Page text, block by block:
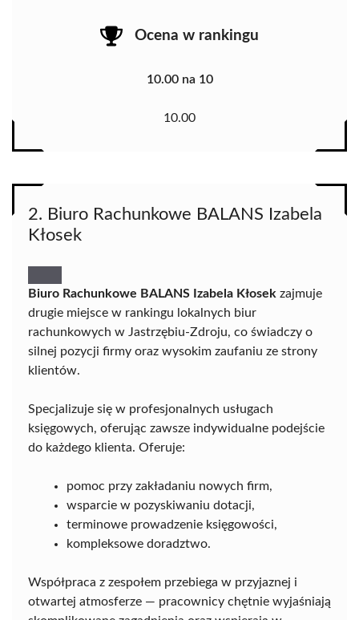
Ocena w rankingu
10.00 na 10
10.00
2. Biuro Rachunkowe BALANS Izabela
Kłosek
Biuro Rachunkowe BALANS Izabela Kłosek zajmuje
drugie miejsce w rankingu lokalnych biur
rachunkowych w Jastrzębiu-Zdroju, co świadczy o
silnej pozycji firmy oraz wysokim zaufaniu ze strony
klientów.
Specjalizuje się w profesjonalnych usługach
księgowych, oferując zawsze indywidualne podejście
do każdego klienta. Oferuje:
pomoc przy zakładaniu nowych firm,
wsparcie w pozyskiwaniu dotacji,
terminowe prowadzenie księgowości,
kompleksowe doradztwo.
Współpraca z zespołem przebiega w przyjaznej i
otwartej atmosferze — pracownicy chętnie wyjaśniają